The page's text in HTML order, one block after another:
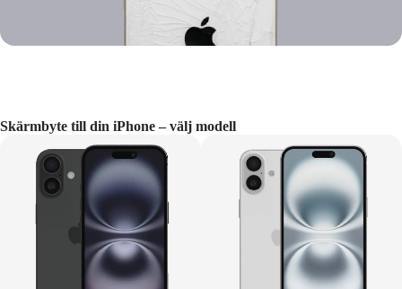
Skärmbyte till din iPhone – välj modell